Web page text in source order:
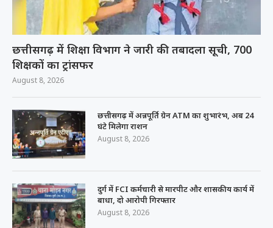
छत्तीसगढ़ में शिक्षा विभाग ने जारी की तबादला सूची, 700
शिक्षकों का ट्रांसफर
August 8, 2026
छत्तीसगढ़ में अन्नपूर्ति ग्रेन ATM का शुभारंभ, अब 24
घंटे मिलेगा राशन
August 8, 2026
दुर्ग में FCI कर्मचारी से मारपीट और शासकीय कार्य में
बाधा, दो आरोपी गिरफ्तार
August 8, 2026